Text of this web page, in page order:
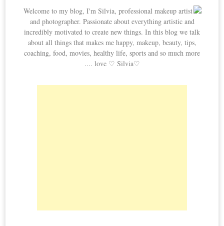
Welcome to my blog, I'm Silvia, professional makeup artist
and photographer. Passionate about everything artistic and
incredibly motivated to create new things. In this blog we talk
about all things that makes me happy, makeup, beauty, tips,
coaching, food, movies, healthy life, sports and so much more
.... love ♡ Silvia♡